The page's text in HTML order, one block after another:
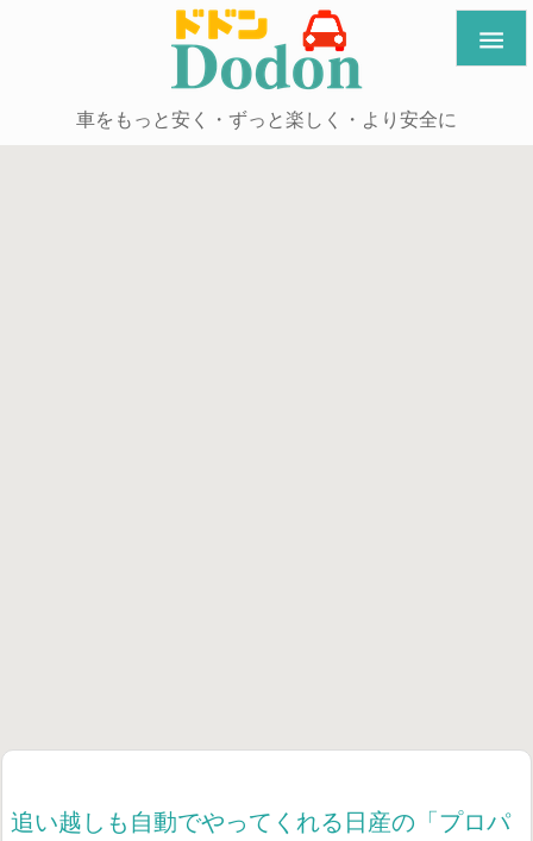
車をもっと安く・ずっと楽しく・より安全に

追い越しも自動でやってくれる日産の「プロパ